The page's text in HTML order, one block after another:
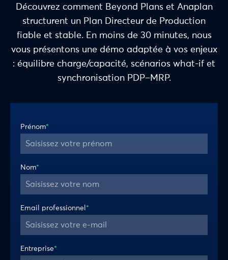
Découvrez comment Beyond Plans et Anaplan
structurent un Plan Directeur de Production
fiable et stable. En moins de 30 minutes, nous
vous présentons une démo adaptée à vos enjeux
: équilibre charge/capacité, scénarios what-if et
synchronisation PDP–MRP.
Prénom*
Nom*
Email professionnel *
Entreprise*